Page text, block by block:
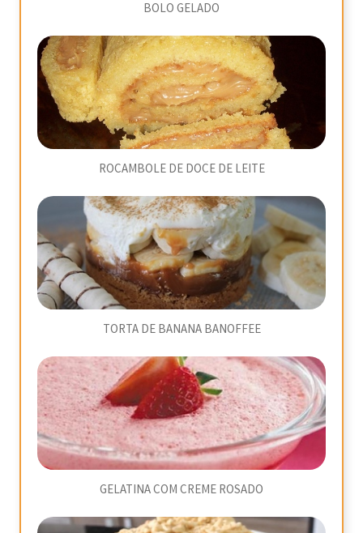
BOLO GELADO
ROCAMBOLE DE DOCE DE LEITE
TORTA DE BANANA BANOFFEE
GELATINA COM CREME ROSADO